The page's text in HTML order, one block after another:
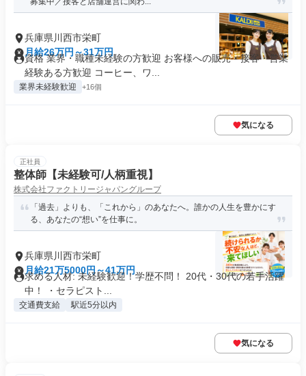
兵庫県川西市栄町
月給26万円～31万円
資格 業界・職種未経験の方歓迎 お客様への販売・接客・営業
経験ある方歓迎 コーヒー、ワ...
業界未経験歓迎 +16個
気になる
正社員
整体師【未経験可/人柄重視】
株式会社ファクトリージャパングループ
「過去」よりも、「これから」のあなたへ。誰かの人生を豊かにす
る、あなたの“想い”を仕事に。
兵庫県川西市栄町
月給21万5000円～41万円
求める人材: 未経験歓迎！学歴不問！ 20代・30代の若手活躍
中！ ・セラピスト...
交通費支給 駅近5分以内
気になる